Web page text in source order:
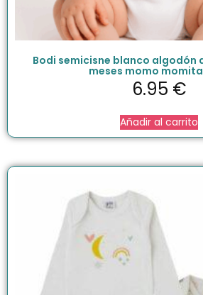
Bodi semicisne blanco algodón
meses momo momita
6.95 €
Añadir al carrito